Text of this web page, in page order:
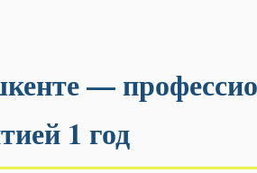
—
1 год